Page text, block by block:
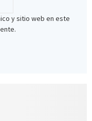
y sitio web en este